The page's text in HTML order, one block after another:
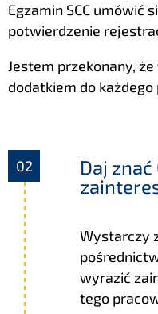
Egzamin SCC umówić
potwierdzenie
Jestem przekonany,
dodatkiem do każdego
Daj
Wystarczy
wyrazić
tego